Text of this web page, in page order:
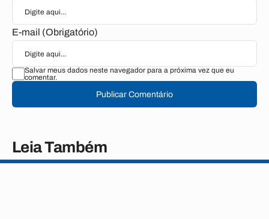
E-mail (Obrigatório)
Salvar meus dados neste navegador para a próxima vez que eu
comentar.
Publicar Comentário
Leia Também